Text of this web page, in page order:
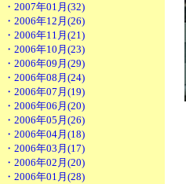
・2007年01月(32)
・2006年12月(26)
・2006年11月(21)
・2006年10月(23)
・2006年09月(29)
・2006年08月(24)
・2006年07月(19)
・2006年06月(20)
・2006年05月(26)
・2006年04月(18)
・2006年03月(17)
・2006年02月(20)
・2006年01月(28)